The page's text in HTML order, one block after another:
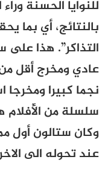
للنوايا الحسنة وراء
بالنتائج، أي بما
التذاكر”. هذا
عادي ومخرج أقل
نجما كبيرا
سلسلة من الأُفلام
وكان ستالون أول
عند تحوله الى